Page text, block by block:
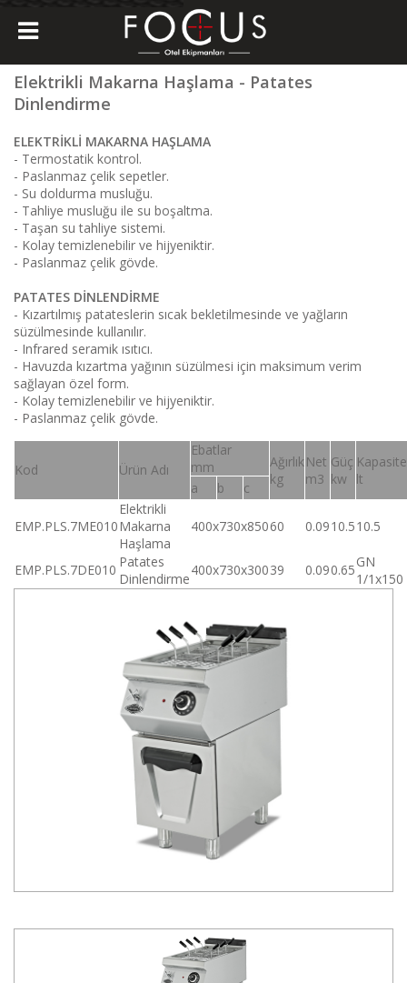
Elektrikli Makarna Haşlama - Patates
Dinlendirme
ELEKTRİKLİ MAKARNA HAŞLAMA
- Termostatik kontrol.
- Paslanmaz çelik sepetler.
- Su doldurma musluğu.
- Tahliye musluğu ile su boşaltma.
- Taşan su tahliye sistemi.
- Kolay temizlenebilir ve hijyeniktir.
- Paslanmaz çelik gövde.
PATATES DİNLENDİRME
- Kızartılmış patateslerin sıcak bekletilmesinde ve yağların
süzülmesinde kullanılır.
- Infrared seramik ısıtıcı.
- Havuzda kızartma yağının süzülmesi için maksimum verim
sağlayan özel form.
- Kolay temizlenebilir ve hijyeniktir.
- Paslanmaz çelik gövde.
Kod Ürün Adı
Ebatlar
mm
Ağırlık
kg
Net
m3
Güç
kw
Kapasite
lt
a b c
EMP.PLS.7ME010
Elektrikli
Makarna
Haşlama
400x730x85060 0.0910.510.5
EMP.PLS.7DE010 Patates
Dinlendirme
400x730x30039 0.090.65GN
1/1x150